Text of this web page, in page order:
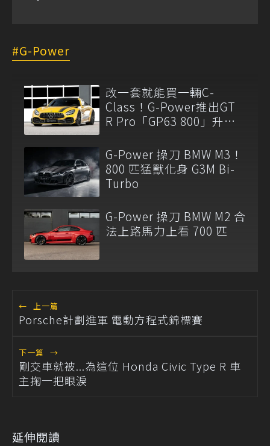
G-Power
改一套就能買一輛C-
Class！G-Power推出GT
R Pro「GP63 800」升級
G-Power 操刀 BMW M3！
800 匹猛獸化身 G3M Bi-
Turbo
G-Power 操刀 BMW M2 合
法上路馬力上看 700 匹
← 上一篇
Porsche計劃進軍 電動方程式錦標賽
下一篇 →
剛交車就被...為這位 Honda Civic Type R 車
主掬一把眼淚
延伸閱讀